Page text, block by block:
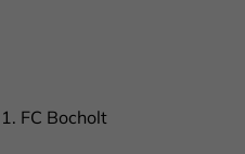
1. FC Bocholt